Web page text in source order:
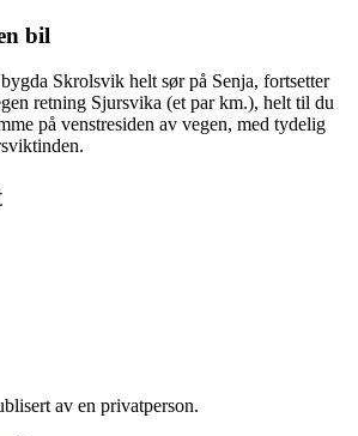
bil
Skrolsvik helt sør på Senja, fortsetter
retning Sjursvika (et par km.), helt til du
på venstresiden av vegen, med tydelig
av en privatperson.